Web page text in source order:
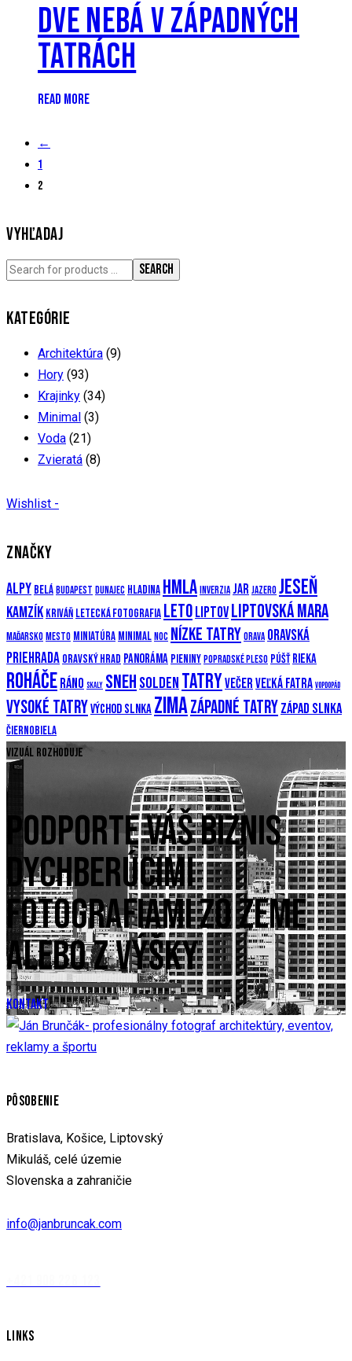
DVE NEBÁ V ZÁPADNÝCH
TATRÁCH
READ MORE
←
1
2
VYHĽADAJ
SEARCH
KATEGÓRIE
Architektúra (9)
Hory (93)
Krajinky (34)
Minimal (3)
Voda (21)
Zvieratá (8)
Wishlist -
ZNAČKY
Alpy BeláBudapest Dunajec Hladina HmlaInverzia Jar JazeroJeseň
Kamzík Kriváň Letecká fotografia LetoLiptovLiptovská mara
MaďarskoMesto Miniatúra MinimalNoc Nízke TatryOrava Oravská
priehrada Oravský hrad Panoráma PieninyPopradské pleso Púšť Rieka
RoháčeRáno Skaly Sneh Solden TatryvečerVeľká Fatra Vopdopád
Vysoké TatryVýchod slnka ZimaZápadné TatryZápad slnka
Čiernobiela
Vizuál rozhoduje
PODPORTE VÁŠ BIZNIS
DYCHBERÚCIMI
FOTOGRAFIAMI ZO ZEME
ALEBO Z VÝŠKY
KONTAKT
PÔSOBENIE
Bratislava, Košice, Liptovský
Mikuláš, celé územie
Slovenska a zahraničie
info@janbruncak.com
LINKS